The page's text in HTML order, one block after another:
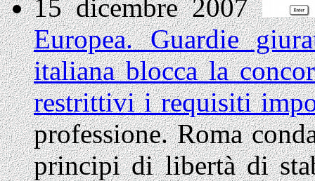
15 dicembre 2007
Europea. Guardie
italiana blocca la
restrittivi i requisiti
professione. Roma
principi di libertà di